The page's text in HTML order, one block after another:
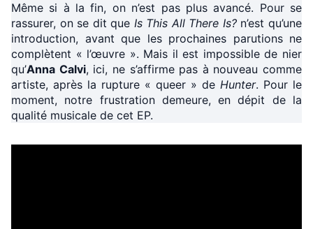
Même si à la fin, on n’est pas plus avancé. Pour se
rassurer, on se dit que Is This All There Is? n’est qu’une
introduction, avant que les prochaines parutions ne
complètent « l’œuvre ». Mais il est impossible de nier
qu’Anna Calvi, ici, ne s’affirme pas à nouveau comme
artiste, après la rupture « queer » de Hunter. Pour le
moment, notre frustration demeure, en dépit de la
qualité musicale de cet EP.